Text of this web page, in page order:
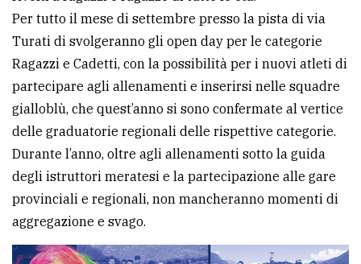
CERCA
Cerca
per
comune
Ricerca
avanzata
LE
ALTRE
TESTATE
Per tutto il mese di settembre presso la pista di via
Turati di svolgeranno gli open day per le categorie
Ragazzi e Cadetti, con la possibilità per i nuovi atleti di
partecipare agli allenamenti e inserirsi nelle squadre
gialloblù, che quest’anno si sono confermate al vertice
delle graduatorie regionali delle rispettive categorie.
Durante l’anno, oltre agli allenamenti sotto la guida
degli istruttori meratesi e la partecipazione alle gare
provinciali e regionali, non mancheranno momenti di
aggregazione e svago.